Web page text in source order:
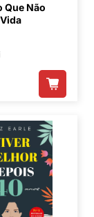
Que Não